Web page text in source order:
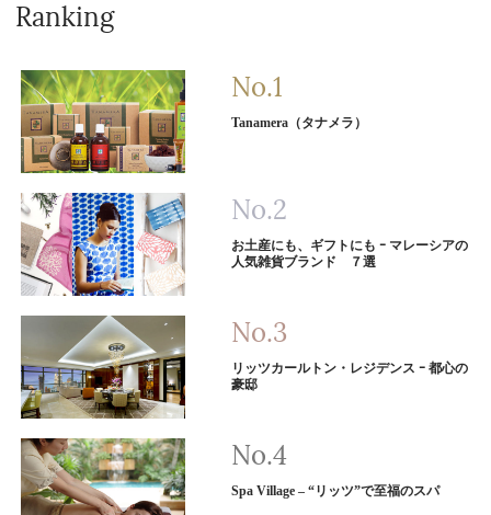
Ranking
Tanamera（タナメラ）
お土産にも、ギフトにも ｰ マレーシアの
人気雑貨ブランド ７選
リッツカールトン・レジデンス ｰ 都心の
豪邸
Spa Village – “リッツ”で至福のスパ